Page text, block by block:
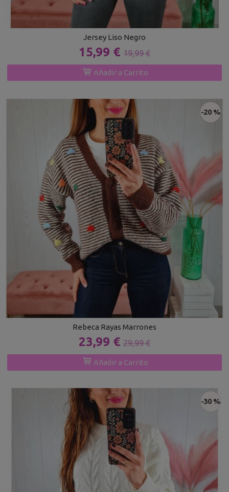
Jersey Liso Negro
15,99 € 19,99 €
Añadir a Carrito
-20 %
Rebeca Rayas Marrones
23,99 € 29,99 €
Añadir a Carrito
-30 %